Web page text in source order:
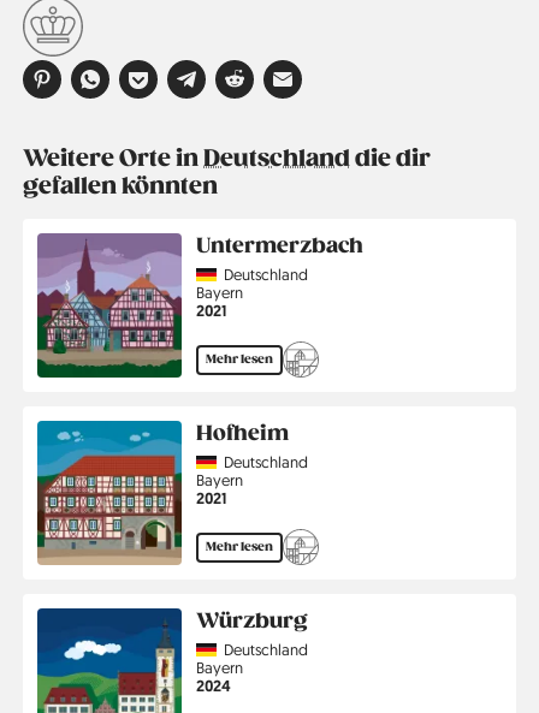
Weitere Orte inDeutschlanddie dir
gefallen könnten
Untermerzbach
CountryDeutschland
Region
Bayern
Jahr
2021
Mehr lesen
Hofheim
CountryDeutschland
Region
Bayern
Jahr
2021
Mehr lesen
Würzburg
CountryDeutschland
Region
Bayern
Jahr
2024